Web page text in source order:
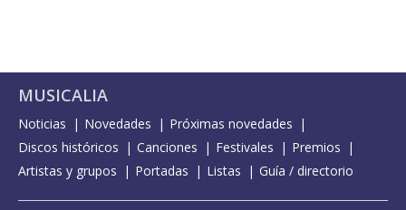
MUSICALIA
Noticias Novedades
Próximas novedades
Discos históricos
Canciones Festivales
Premios
Artistas y grupos
Portadas Listas Guía / directorio